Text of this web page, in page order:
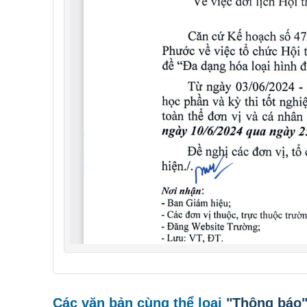
Các văn bản cùng thể loại "Thông báo"